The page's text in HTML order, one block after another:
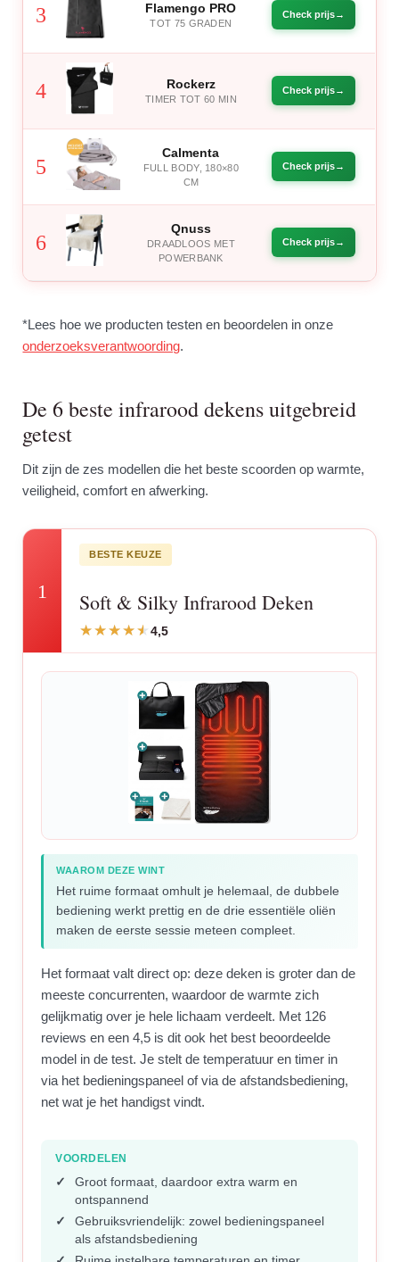
3 Flamengo PRO
TOT 75 GRADEN
Check prijs
4 Rockerz
TIMER TOT 60 MIN
Check prijs
5
Calmenta
FULL BODY, 180×80
CM
Check prijs
6
Qnuss
DRAADLOOS MET
POWERBANK
Check prijs
*Lees hoe we producten testen en beoordelen in onze
onderzoeksverantwoording.
De 6 beste infrarood dekens uitgebreid
getest
Dit zijn de zes modellen die het beste scoorden op warmte,
veiligheid, comfort en afwerking.
1
BESTE KEUZE
Soft & Silky Infrarood Deken
4,5
WAAROM DEZE WINT
Het ruime formaat omhult je helemaal, de dubbele
bediening werkt prettig en de drie essentiële oliën
maken de eerste sessie meteen compleet.
Het formaat valt direct op: deze deken is groter dan de
meeste concurrenten, waardoor de warmte zich
gelijkmatig over je hele lichaam verdeelt. Met 126
reviews en een 4,5 is dit ook het best beoordeelde
model in de test. Je stelt de temperatuur en timer in
via het bedieningspaneel of via de afstandsbediening,
net wat je het handigst vindt.
VOORDELEN
Groot formaat, daardoor extra warm en
ontspannend
Gebruiksvriendelijk: zowel bedieningspaneel
als afstandsbediening